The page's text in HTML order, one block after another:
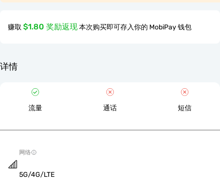
赚取 $1.80 奖励返现本次购买即可存入你的 MobiPay 钱包
详情
流量 通话 短信
网络
5G/4G/LTE